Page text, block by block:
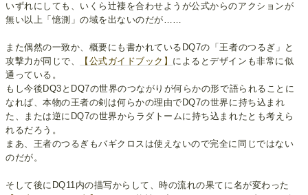
いずれにしても、いくら辻褄を合わせようが公式からのアクションが
無い以上「憶測」の域を出ないのだが……
また偶然の一致か、概要にも書かれているDQ7の「王者のつるぎ」と
攻撃力が同じで、
【公式ガイドブック】 によるとデザインも非常に似
通っている。
もし今後DQ3とDQ7の世界のつながりが何らかの形で語られることに
なれば、本物の王者の剣は何らかの理由でDQ7の世界に持ち込まれ
た、または逆にDQ7の世界からラダトームに持ち込まれたとも考えら
れるだろう。
まあ、王者のつるぎもバギクロスは使えないので完全に同じではない
のだが。
そして後にDQ11内の描写からして、時の流れの果てに名が変わった